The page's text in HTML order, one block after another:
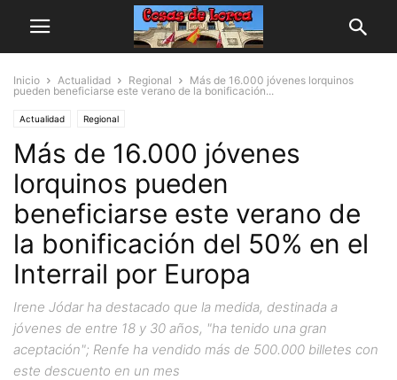
Inicio Actualidad Regional
Más de 16.000 jóvenes lorquinos
pueden beneficiarse este verano de la bonificación...
Actualidad Regional
Más de 16.000 jóvenes
lorquinos pueden
beneficiarse este verano de
la bonificación del 50% en el
Interrail por Europa
Irene Jódar ha destacado que la medida, destinada a
jóvenes de entre 18 y 30 años, "ha tenido una gran
aceptación"; Renfe ha vendido más de 500.000 billetes con
este descuento en un mes